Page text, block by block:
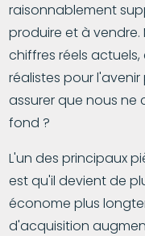
raisonnablement
produire et à vendre.
chiffres réels
réalistes pour
assurer que nous ne
fond ?
L'un des principaux
est qu'il devient de
économe plus
d'acquisition